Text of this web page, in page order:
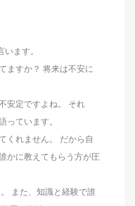
ます。
ますか？ 将来は不安に
安定ですよね。 それ
っています。
くれません。 だから自
かに教えてもらう方が圧
また、知識と経験で誰